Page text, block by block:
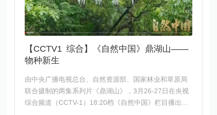
【CCTV1 综合】《自然中国》鼎湖山——
物种新生
由中央广播电视总台、自然资源部、国家林业和草原局
联合摄制的两集系列片《鼎湖山》，3月26-27日在央视
综合频道（CCTV-1）18:20档《自然中国》栏目播出，